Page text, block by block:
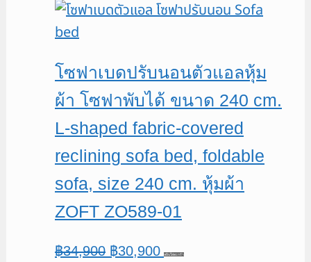
was:
is:
โซฟาเบดปรับนอนตัวแอลหุ้ม
ผ้า โซฟาพับได้ ขนาด 240 cm.
L-shaped fabric-covered
reclining sofa bed, foldable
sofa, size 240 cm. หุ้มผ้า
ZOFT ZO589-01
฿34,900 Original
฿30,900Current
หยิบใส่ตะกร้า